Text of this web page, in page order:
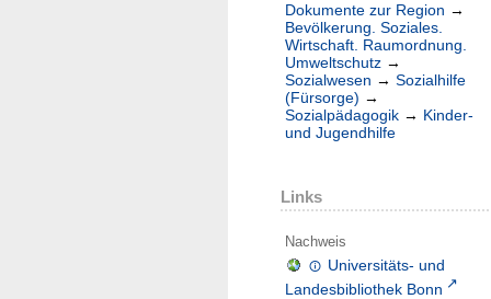
Dokumente zur Region →
Bevölkerung. Soziales.
Wirtschaft. Raumordnung.
Umweltschutz →
Sozialwesen → Sozialhilfe
(Fürsorge) →
Sozialpädagogik → Kinder-
und Jugendhilfe
Links
Nachweis
Universitäts- und
Landesbibliothek Bonn